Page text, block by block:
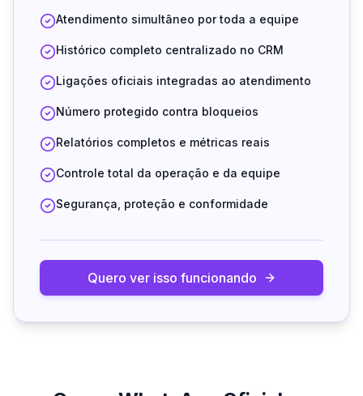
Atendimento simultâneo por toda a equipe
Histórico completo centralizado no CRM
Ligações oficiais integradas ao atendimento
Número protegido contra bloqueios
Relatórios completos e métricas reais
Controle total da operação e da equipe
Segurança, proteção e conformidade
Quero ver isso funcionando